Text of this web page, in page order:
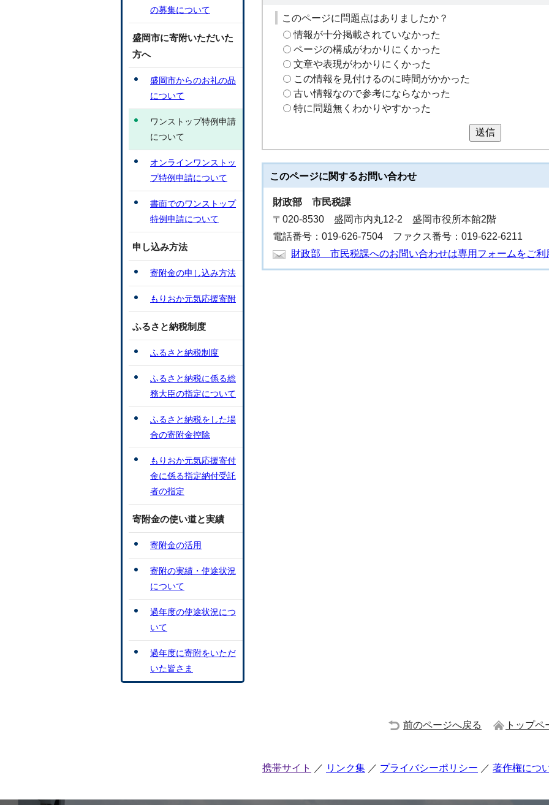
このページに問題点はありましたか？
情報が十分掲載されていなかった
ページの構成がわかりにくかった
文章や表現がわかりにくかった
この情報を見付けるのに時間がかかった
古い情報なので参考にならなかった
特に問題無くわかりやすかった
送信
このページに関するお問い合わせ
財政部 市民税課
〒020-8530 盛岡市内丸12-2 盛岡市役所本館2階
電話番号：019-626-7504 ファクス番号：019-622-6211
財政部 市民税課へのお問い合わせは専用フォームをご利
の募集について
盛岡市に寄附いただいた
方へ
盛岡市からのお礼の品
について
ワンストップ特例申請
について
オンラインワンストッ
プ特例申請について
書面でのワンストップ
特例申請について
申し込み方法
寄附金の申し込み方法
もりおか元気応援寄附
ふるさと納税制度
ふるさと納税制度
ふるさと納税に係る総
務大臣の指定について
ふるさと納税をした場
合の寄附金控除
もりおか元気応援寄付
金に係る指定納付受託
者の指定
寄附金の使い道と実績
寄附金の活用
寄附の実績・使途状況
について
過年度の使途状況につ
いて
過年度に寄附をいただ
いた皆さま
前のページへ戻る トップペ
携帯サイト リンク集 プライバシーポリシー 著作権につ